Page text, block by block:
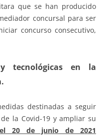
que se han producido
concursal para ser
concurso consecutivo,
y tecnológicas en la
destinadas a seguir
la Covid-19 y ampliar su
20 de junio de 2021